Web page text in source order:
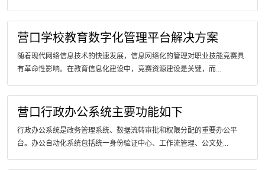
营口学校教育数字化管理平台解决方案
随着现代网络信息技术的快速发展，信息网络化的管理对职业技能竞赛具
有革命性影响。在教育信息化建设中，竞赛资源建设是关键，而...
营口行政办公系统主要功能如下
行政办公系统是政务管理系统、数据流转审批和权限分配的重要办公平
台。办公自动化系统包括统一身份验证中心、工作流管理、公文处...